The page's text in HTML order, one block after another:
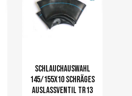
Schlauchauswahl
145/155x10 schräges
Auslassventil TR13